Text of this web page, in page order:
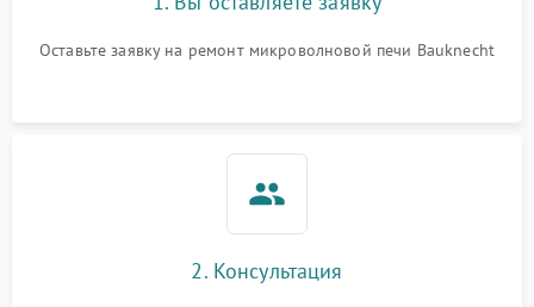
Не горит подсветка 2000 ₽
Оставьте заявку на ремонт микроволновой печи Bauknecht
2. Консультация